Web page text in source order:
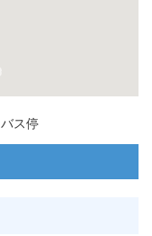
バス停